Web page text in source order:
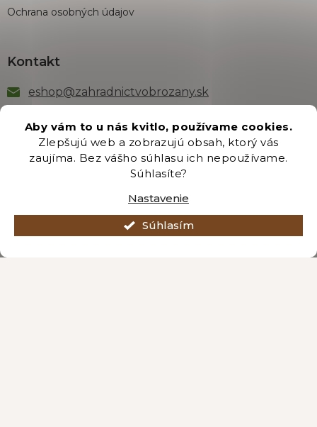
Aby vám to u nás kvitlo, používame cookies.
Zlepšujú web a zobrazujú obsah, ktorý vás
zaujíma. Bez vášho súhlasu ich nepoužívame.
Súhlasíte?
Nastavenie
Súhlasím
Ochrana osobných údajov
Kontakt
eshop@zahradnictvobrozany.sk
Odber newsletteru
Vložením e-mailu súhlasíte s podmienkamiochrany